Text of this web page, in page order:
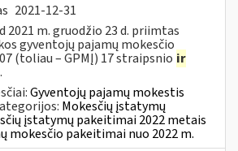
2021-12-31
2021 m. gruodžio 23 d. priimtas
gyventojų pajamų mokesčio
(toliau – GPMĮ) 17 straipsnio ir
Gyventojų pajamų mokestis
Mokesčių įstatymų
įstatymų pakeitimai 2022 metais
mokesčio pakeitimai nuo 2022 m.